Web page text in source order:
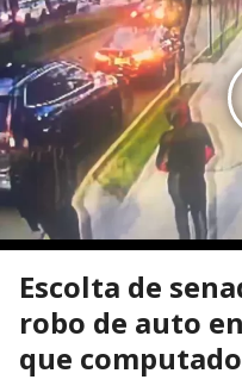
Escolta de
robo de auto
que